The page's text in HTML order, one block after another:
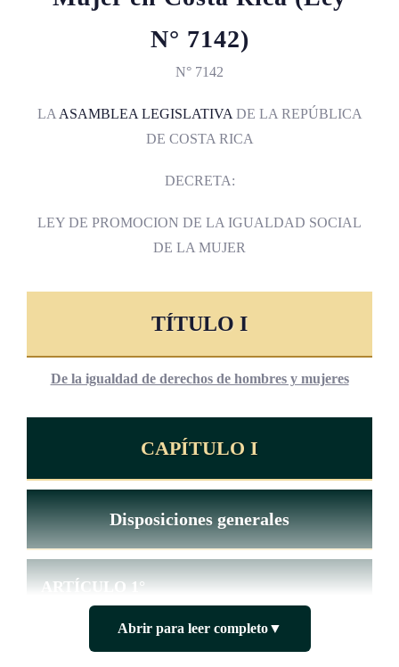
N° 7142)
N° 7142
LA ASAMBLEA LEGISLATIVA DE LA REPÚBLICA
DE COSTA RICA
DECRETA:
LEY DE PROMOCION DE LA IGUALDAD SOCIAL
DE LA MUJER
TÍTULO I
De la igualdad de derechos de hombres y mujeres
CAPÍTULO I
Disposiciones generales
ARTÍCULO 1°
Es obligación del Estado promover y garantizar la igualdad
Abrir para leer completo▼